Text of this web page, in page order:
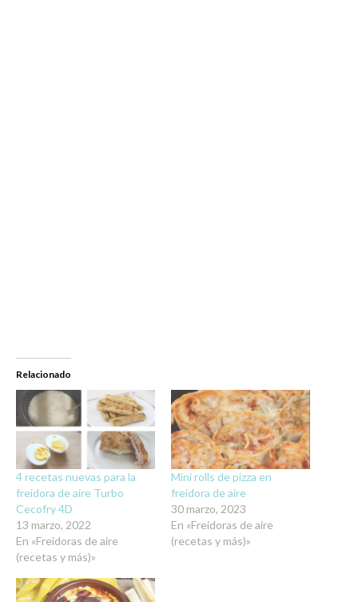
Relacionado
4 recetas nuevas para la
freidora de aire Turbo
Cecofry 4D
13 marzo, 2022
En «Freidoras de aire
(recetas y más)»
Mini rolls de pizza en
freidora de aire
30 marzo, 2023
En «Freidoras de aire
(recetas y más)»